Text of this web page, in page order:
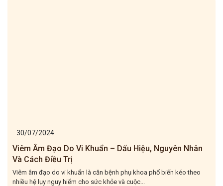
30/07/2024
Viêm Âm Đạo Do Vi Khuẩn – Dấu Hiệu, Nguyên Nhân
Và Cách Điều Trị
Viêm âm đạo do vi khuẩn là căn bệnh phụ khoa phổ biến kéo theo
nhiều hệ lụy nguy hiểm cho sức khỏe và cuộc...